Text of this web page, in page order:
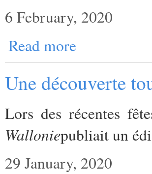
6 February, 2020
Read more
Une découverte
Lors des récentes
Walloniepubliait un
29 January, 2020